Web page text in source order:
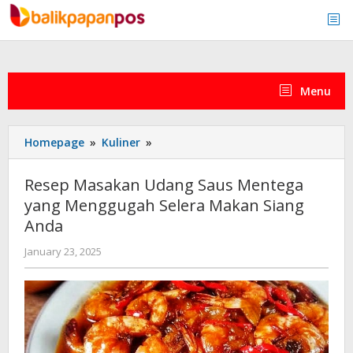
Skip
to
content
Menu
Homepage » Kuliner »
Masakan
Saus
Mentega
Makan
Siang
Anda
Resep Masakan Udang Saus Mentega
yang Menggugah Selera Makan Siang
Anda
January 23, 2025
admin